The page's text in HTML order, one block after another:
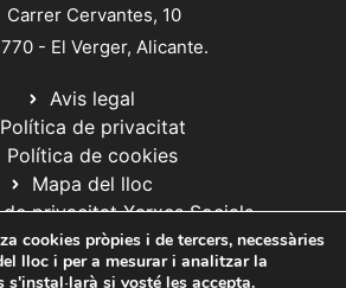
Carrer Cervantes, 10
- El Verger, Alicante.
Avis legal
Política de privacitat
Política de cookies
Mapa del lloc
privacitat Xarxes Socials
cookies pròpies i de tercers, necessàries
lloc i per a mesurar i analitzar la
s'instal·larà si vosté les accepta.